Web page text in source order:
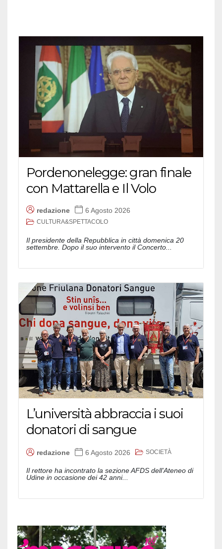
Pordenonelegge: gran finale
con Mattarella e Il Volo
redazione 6 Agosto 2026
CULTURA&SPETTACOLO
Il presidente della Repubblica in città domenica 20
settembre. Dopo il suo intervento il Concerto...
L’università abbraccia i suoi
donatori di sangue
redazione 6 Agosto 2026 SOCIETÀ
Il rettore ha incontrato la sezione AFDS dell'Ateneo di
Udine in occasione dei 42 anni...